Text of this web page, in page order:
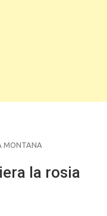
MONTANA
la rosia